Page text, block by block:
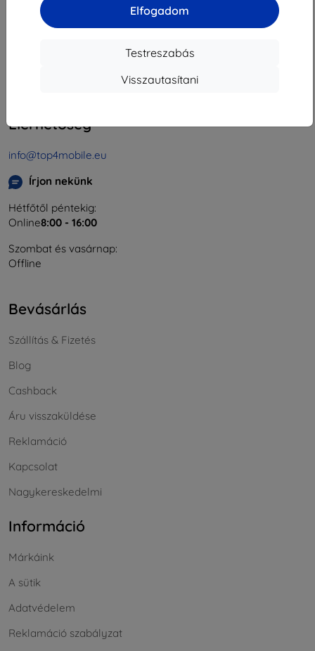
Elfogadom
Testreszabás
Visszautasítani
Shield-Sk s.r.o.
Rudolf Mocka utca 3750/2A
SK2023549671
Elérhetőség
info@top4mobile.eu
Írjon nekünk
Hétfőtől péntekig:
Online8:00 - 16:00
Szombat és vasárnap:
Offline
Bevásárlás
Szállítás & Fizetés
Blog
Cashback
Áru visszaküldése
Reklamáció
Kapcsolat
Nagykereskedelmi
Információ
Márkáink
A sütik
Adatvédelem
Reklamáció szabályzat